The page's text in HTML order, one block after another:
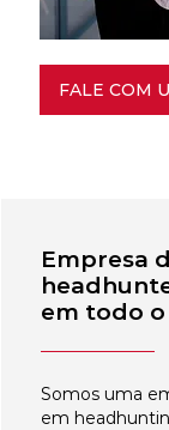
FALE COM
Empresa
em todo
Somos uma
em